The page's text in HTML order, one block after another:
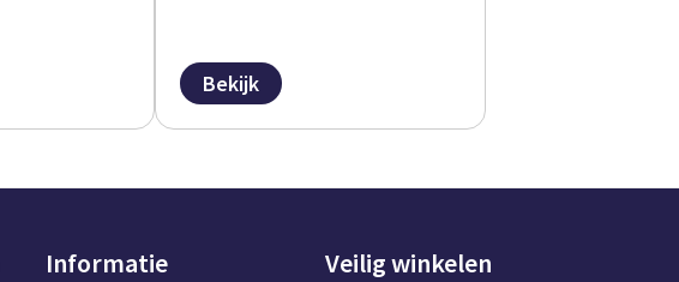
Bekijk
Informatie Veilig winkelen